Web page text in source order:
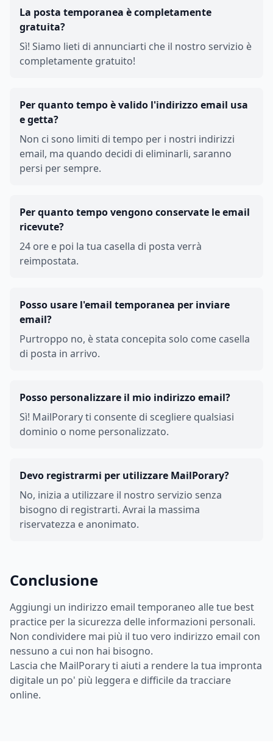
La posta temporanea è completamente
gratuita?
Sì! Siamo lieti di annunciarti che il nostro servizio è
completamente gratuito!
Per quanto tempo è valido l'indirizzo email usa
e getta?
Non ci sono limiti di tempo per i nostri indirizzi
email, ma quando decidi di eliminarli, saranno
persi per sempre.
Per quanto tempo vengono conservate le email
ricevute?
24 ore e poi la tua casella di posta verrà
reimpostata.
Posso usare l'email temporanea per inviare
email?
Purtroppo no, è stata concepita solo come casella
di posta in arrivo.
Posso personalizzare il mio indirizzo email?
Sì! MailPorary ti consente di scegliere qualsiasi
dominio o nome personalizzato.
Devo registrarmi per utilizzare MailPorary?
No, inizia a utilizzare il nostro servizio senza
bisogno di registrarti. Avrai la massima
riservatezza e anonimato.
Conclusione
Aggiungi un indirizzo email temporaneo alle tue best
practice per la sicurezza delle informazioni personali.
Non condividere mai più il tuo vero indirizzo email con
nessuno a cui non hai bisogno.
Lascia che MailPorary ti aiuti a rendere la tua impronta
digitale un po' più leggera e difficile da tracciare
online.